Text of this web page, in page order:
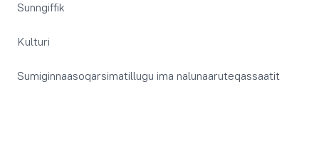
Sunngiffik
Kulturi
Sumiginnaasoqarsimatillugu ima nalunaaruteqassaatit